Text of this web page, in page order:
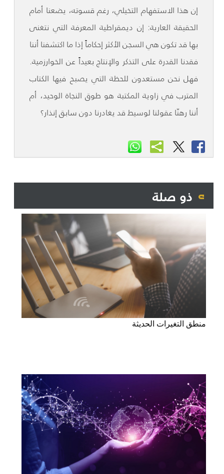
إن هذا الاستفهام التخيلي، رغم قسوته، يضعنا أمام
الحقيقة العارية: إن ديمقراطية المعرفة التي نتغنى
بها قد تكون هي السجن الأكثر إحكاماً إذا ما اكتشفنا أننا
فقدنا القدرة على التذكر والإنتاج بعيداً عن الخوارزمية.
فهل نحن مستعدون للحظة التي يصبح فيها الكتاب
المترب في زاوية المكتبة هو طوق النجاة الوحيد، أم
أننا رهنّا عقولنا لوسيط قد يغادرنا دون سابق إنذار؟
ذو صلة
منطق التغيرات الحديثة